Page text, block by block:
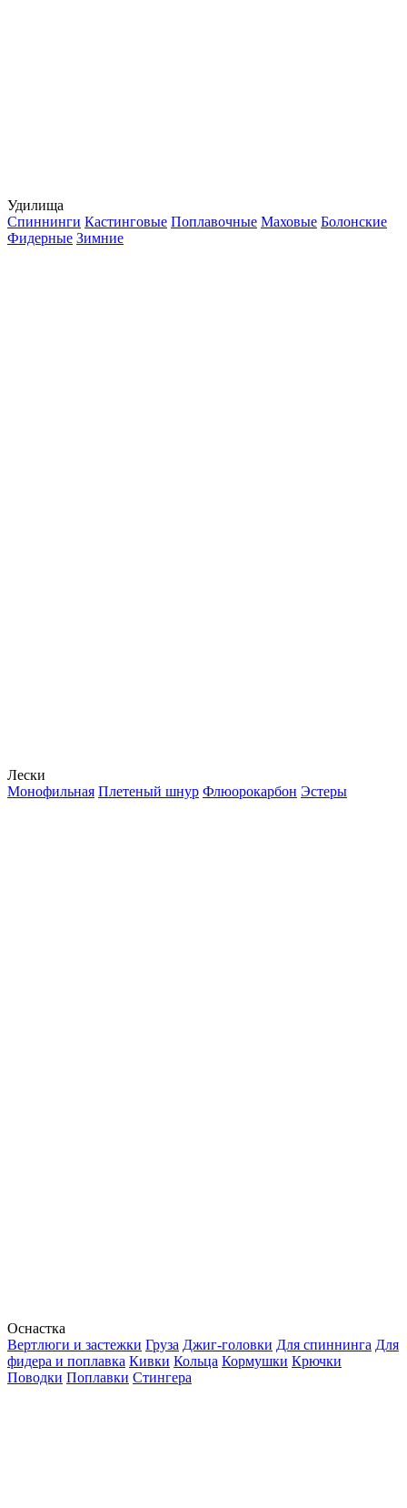
Удилища
Спиннинги Кастинговые Поплавочные Маховые Болонские
Фидерные Зимние
Лески
Монофильная Плетеный шнур Флюорокарбон Эстеры
Оснастка
Вертлюги и застежки Груза Джиг-головки Для спиннинга Для
фидера и поплавка Кивки Кольца Кормушки Крючки
Поводки Поплавки Стингера